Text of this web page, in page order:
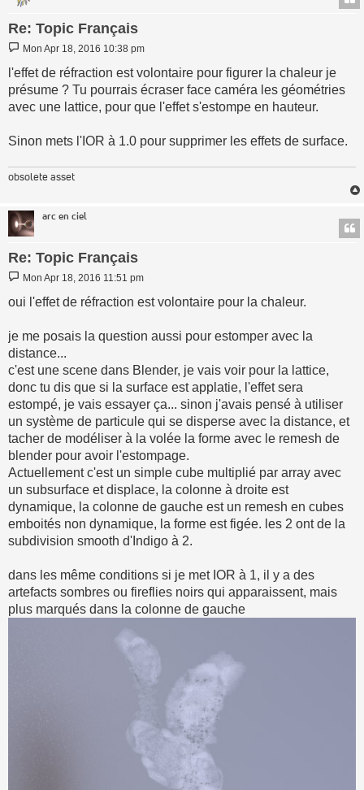
Re: Topic Français
Post
Mon Apr 18, 2016 10:38 pm
l'effet de réfraction est volontaire pour figurer la chaleur je
présume ? Tu pourrais écraser face caméra les géométries
avec une lattice, pour que l'effet s'estompe en hauteur.
Sinon mets l'IOR à 1.0 pour supprimer les effets de surface.
obsolete asset
arc en ciel
Re: Topic Français
Post
Mon Apr 18, 2016 11:51 pm
oui l'effet de réfraction est volontaire pour la chaleur.
je me posais la question aussi pour estomper avec la
distance...
c'est une scene dans Blender, je vais voir pour la lattice,
donc tu dis que si la surface est applatie, l'effet sera
estompé, je vais essayer ça... sinon j'avais pensé à utiliser
un système de particule qui se disperse avec la distance, et
tacher de modéliser à la volée la forme avec le remesh de
blender pour avoir l'estompage.
Actuellement c'est un simple cube multiplié par array avec
un subsurface et displace, la colonne à droite est
dynamique, la colonne de gauche est un remesh en cubes
emboités non dynamique, la forme est figée. les 2 ont de la
subdivision smooth d'Indigo à 2.
dans les même conditions si je met IOR à 1, il y a des
artefacts sombres ou fireflies noirs qui apparaissent, mais
plus marqués dans la colonne de gauche